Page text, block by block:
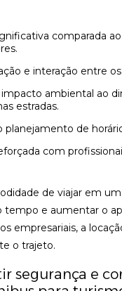
e interação entre
estradas.
planejamento de
de viajar em
tempo e aumentar o
empresariais, a
o trajeto.
segurança e